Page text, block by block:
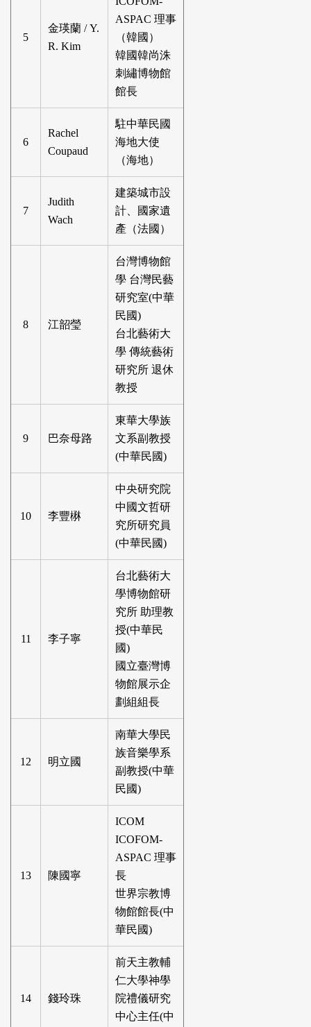
5
金瑛蘭 / Y.
R. Kim
ASPAC 理事
（韓國）
韓國韓尚洙
刺繡博物館
館長
6
Rachel
Coupaud
駐中華民國
海地大使
（海地）
7
Judith
Wach
建築城市設
計、國家遺
產（法國）
8 江韶瑩
台灣博物館
學 台灣民藝
研究室(中華
民國)
台北藝術大
學 傳統藝術
研究所 退休
教授
9 巴奈母路
東華大學族
文系副教授
(中華民國)
10 李豐楙
中央研究院
中國文哲研
究所研究員
(中華民國)
11 李子寧
台北藝術大
學博物館研
究所 助理教
授(中華民
國)
國立臺灣博
物館展示企
劃組組長
12 明立國
南華大學民
族音樂學系
副教授(中華
民國)
13 陳國寧
ICOM
ICOFOM-
ASPAC 理事
長
世界宗教博
物館館長(中
華民國)
14 錢玲珠
前天主教輔
仁大學神學
院禮儀研究
中心主任(中